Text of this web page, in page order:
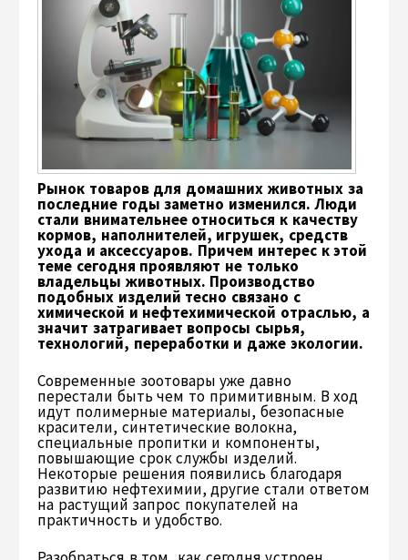
Рынок товаров для домашних животных за
последние годы заметно изменился. Люди
стали внимательнее относиться к качеству
кормов, наполнителей, игрушек, средств
ухода и аксессуаров. Причем интерес к этой
теме сегодня проявляют не только
владельцы животных. Производство
подобных изделий тесно связано с
химической и нефтехимической отраслью, а
значит затрагивает вопросы сырья,
технологий, переработки и даже экологии.
Современные зоотовары уже давно
перестали быть чем то примитивным. В ход
идут полимерные материалы, безопасные
красители, синтетические волокна,
специальные пропитки и компоненты,
повышающие срок службы изделий.
Некоторые решения появились благодаря
развитию нефтехимии, другие стали ответом
на растущий запрос покупателей на
практичность и удобство.